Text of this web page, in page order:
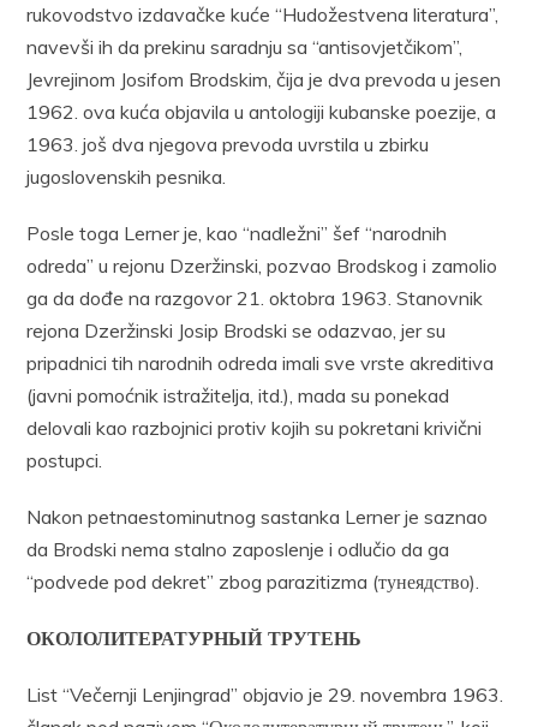
rukovodstvo izdavačke kuće “Hudožestvena literatura”,
navevši ih da prekinu saradnju sa “antisovjetčikom”,
Jevrejinom Josifom Brodskim, čija je dva prevoda u jesen
1962. ova kuća objavila u antologiji kubanske poezije, a
1963. još dva njegova prevoda uvrstila u zbirku
jugoslovenskih pesnika.
Posle toga Lerner je, kao “nadležni” šef “narodnih
odreda” u rejonu Dzeržinski, pozvao Brodskog i zamolio
ga da dođe na razgovor 21. oktobra 1963. Stanovnik
rejona Dzeržinski Josip Brodski se odazvao, jer su
pripadnici tih narodnih odreda imali sve vrste akreditiva
(javni pomoćnik istražitelja, itd.), mada su ponekad
delovali kao razbojnici protiv kojih su pokretani krivični
postupci.
Nakon petnaestominutnog sastanka Lerner je saznao
da Brodski nema stalno zaposlenje i odlučio da ga
“podvede pod dekret” zbog parazitizma (тунеядство).
ОКОЛОЛИТЕРАТУРНЫЙ ТРУТЕНЬ
List “Večernji Lenjingrad” objavio je 29. novembra 1963.